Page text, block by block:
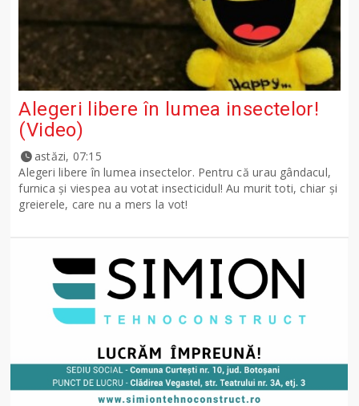
Alegeri libere în lumea insectelor!
(Video)
astăzi, 07:15
Alegeri libere în lumea insectelor. Pentru că urau gândacul,
furnica și viespea au votat insecticidul! Au murit toti, chiar și
greierele, care nu a mers la vot!